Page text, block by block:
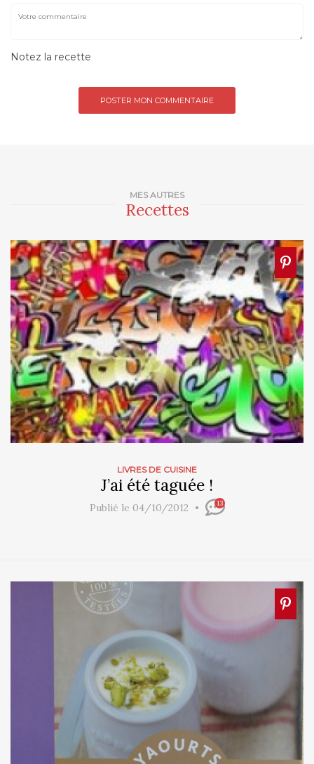
MES AUTRES
Recettes
LIVRES DE CUISINE
J’ai été taguée !
Publié le 04/10/2012 13
Notez la recette